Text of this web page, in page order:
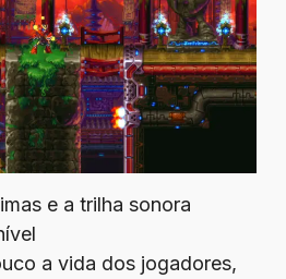
e a trilha sonora
a vida dos jogadores,